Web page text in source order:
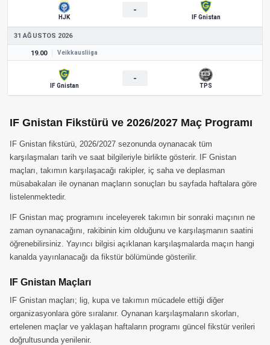
HJK
-
IF Gnistan
31 AĞUSTOS 2026
19.00 Veikkausliiga
IF Gnistan
-
TPS
IF Gnistan Fikstürü ve 2026/2027 Maç Programı
IF Gnistan fikstürü, 2026/2027 sezonunda oynanacak tüm
karşılaşmaları tarih ve saat bilgileriyle birlikte gösterir. IF Gnistan
maçları, takımın karşılaşacağı rakipler, iç saha ve deplasman
müsabakaları ile oynanan maçların sonuçları bu sayfada haftalara göre
listelenmektedir.
IF Gnistan maç programını inceleyerek takımın bir sonraki maçının ne
zaman oynanacağını, rakibinin kim olduğunu ve karşılaşmanın saatini
öğrenebilirsiniz. Yayıncı bilgisi açıklanan karşılaşmalarda maçın hangi
kanalda yayınlanacağı da fikstür bölümünde gösterilir.
IF Gnistan Maçları
IF Gnistan maçları; lig, kupa ve takımın mücadele ettiği diğer
organizasyonlara göre sıralanır. Oynanan karşılaşmaların skorları,
ertelenen maçlar ve yaklaşan haftaların programı güncel fikstür verileri
doğrultusunda yenilenir.